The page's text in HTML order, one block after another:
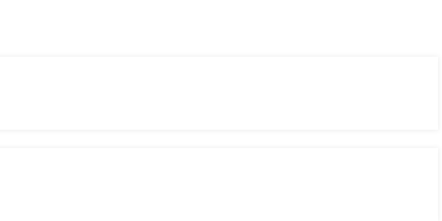
sans complications.
du marché.
des plateformes et des dApps.